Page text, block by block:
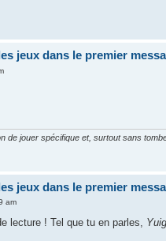
jeux dans le premier
de jouer spécifique et, surtout sans
jeux dans le premier
am
lecture ! Tel que tu en parles,